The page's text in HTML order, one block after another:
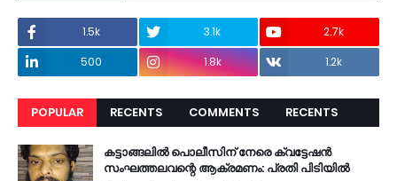
1.5k 3.1k
2.7k
500
1.8k 1.2k
POPULAR RECENTS COMMENTS RECENTS
കട്ടാങ്ങലിൽ പൊലീസിന് നേരെ ക്വട്ടേഷൻ
സംഘത്തലവന്റെ ആക്രമണം: പ്രതി പിടിയിൽ